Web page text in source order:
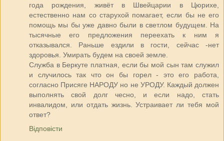
года рождения, живёт в Швейцарии в Цюрихе,
естественно нам со старухой помагает, если бы не его
помощь мы бы уже давно были в светлом будущем. На
тысячные его предложения переехать к ним я
отказывался. Раньше ездили в гости, сейчас -нет
здоровья. Умирать будем на своей земле.
Служба в Беркуте платная, если бы мой сын там служил
и случилось так что он бы горел - это его работа,
согласно Присяге НАРОДУ но не УРОДУ. Каждый должен
выполнять свой долг чесно, и если надо, стать
инвалидом, или отдать жизнь. Устраивает ли тебя мой
ответ?
Відповісти